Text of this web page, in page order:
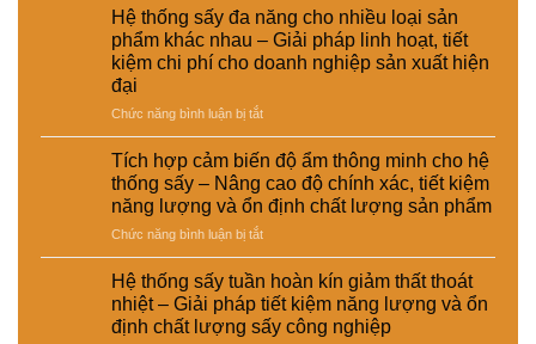
chất
lượng
sản
phẩm
pháp
nâng
cao
hiệu
và
động
hóa
nhà
máy
tăng
hiệu
suất
sấy
Giải
giảm
thất
thoát
nhiệt
và
kiệm
năng
lượng
cho
hơi
nước
cho
ngành
–
vật
liệu
tổng
hợp
Giải
pháp
sấy
ổn
Hệ thống sấy đa năng cho nhiều loại sản
phẩm khác nhau – Giải pháp linh hoạt, tiết
kiệm chi phí cho doanh nghiệp sản xuất hiện
đại
Chức năng bình luận bị tắtở
thống
đa
năng
cho
nhiều
loại
sản
phẩm
khác
Tích hợp cảm biến độ ẩm thông minh cho hệ
thống sấy – Nâng cao độ chính xác, tiết kiệm
năng lượng và ổn định chất lượng sản phẩm
Chức năng bình luận bị tắtở
hợp
cảm
biến
độ
Hệ thống sấy tuần hoàn kín giảm thất thoát
nhiệt – Giải pháp tiết kiệm năng lượng và ổn
định chất lượng sấy công nghiệp